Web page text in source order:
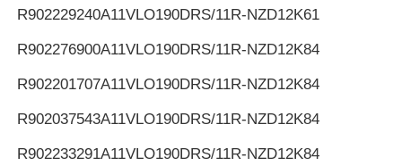
R902229240A11VLO190DRS/11R-NZD12K61
R902276900A11VLO190DRS/11R-NZD12K84
R902201707A11VLO190DRS/11R-NZD12K84
R902037543A11VLO190DRS/11R-NZD12K84
R902233291A11VLO190DRS/11R-NZD12K84